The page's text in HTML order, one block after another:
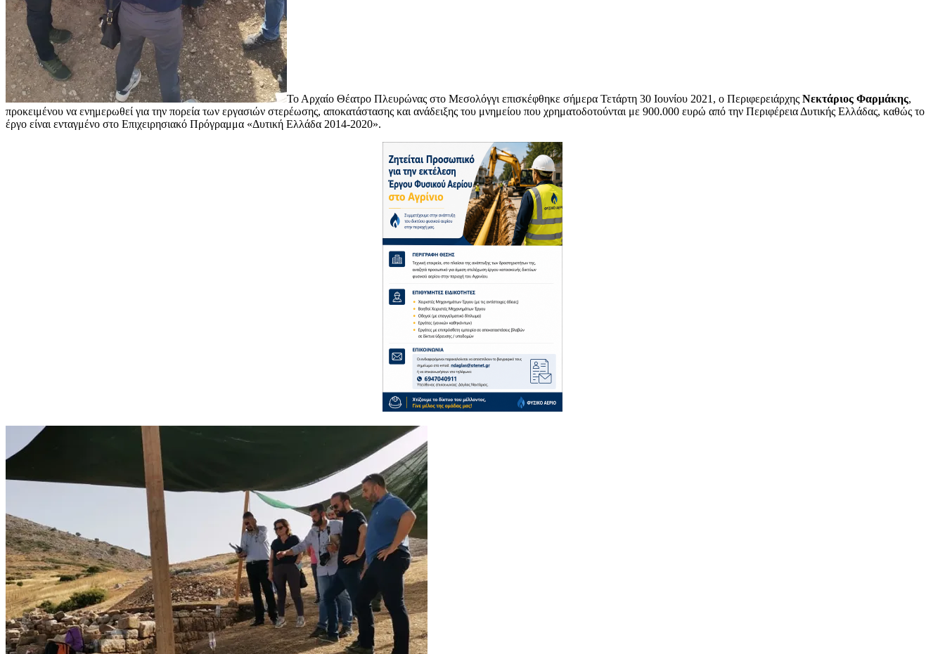
Το Αρχαίο Θέατρο Πλευρώνας στο Μεσολόγγι επισκέφθηκε σήμερα Τετάρτη 30 Ιουνίου 2021, ο Περιφερειάρχης Νεκτάριος Φαρμάκης,
προκειμένου να ενημερωθεί για την πορεία των εργασιών στερέωσης, αποκατάστασης και ανάδειξης του μνημείου που χρηματοδοτούνται με 900.000 ευρώ από την Περιφέρεια Δυτικής Ελλάδας, καθώς το
έργο είναι ενταγμένο στο Επιχειρησιακό Πρόγραμμα «Δυτική Ελλάδα 2014-2020».